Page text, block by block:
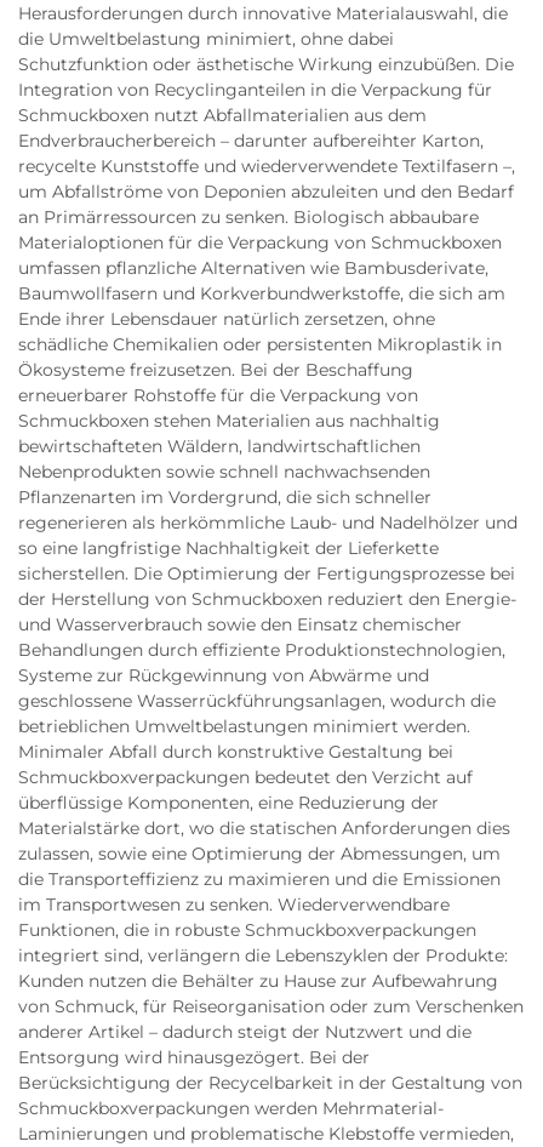
Herausforderungen durch innovative Materialauswahl, die
die Umweltbelastung minimiert, ohne dabei
Schutzfunktion oder ästhetische Wirkung einzubüßen. Die
Integration von Recyclinganteilen in die Verpackung für
Schmuckboxen nutzt Abfallmaterialien aus dem
Endverbraucherbereich – darunter aufbereihter Karton,
recycelte Kunststoffe und wiederverwendete Textilfasern –,
um Abfallströme von Deponien abzuleiten und den Bedarf
an Primärressourcen zu senken. Biologisch abbaubare
Materialoptionen für die Verpackung von Schmuckboxen
umfassen pflanzliche Alternativen wie Bambusderivate,
Baumwollfasern und Korkverbundwerkstoffe, die sich am
Ende ihrer Lebensdauer natürlich zersetzen, ohne
schädliche Chemikalien oder persistenten Mikroplastik in
Ökosysteme freizusetzen. Bei der Beschaffung
erneuerbarer Rohstoffe für die Verpackung von
Schmuckboxen stehen Materialien aus nachhaltig
bewirtschafteten Wäldern, landwirtschaftlichen
Nebenprodukten sowie schnell nachwachsenden
Pflanzenarten im Vordergrund, die sich schneller
regenerieren als herkömmliche Laub- und Nadelhölzer und
so eine langfristige Nachhaltigkeit der Lieferkette
sicherstellen. Die Optimierung der Fertigungsprozesse bei
der Herstellung von Schmuckboxen reduziert den Energie-
und Wasserverbrauch sowie den Einsatz chemischer
Behandlungen durch effiziente Produktionstechnologien,
Systeme zur Rückgewinnung von Abwärme und
geschlossene Wasserrückführungsanlagen, wodurch die
betrieblichen Umweltbelastungen minimiert werden.
Minimaler Abfall durch konstruktive Gestaltung bei
Schmuckboxverpackungen bedeutet den Verzicht auf
überflüssige Komponenten, eine Reduzierung der
Materialstärke dort, wo die statischen Anforderungen dies
zulassen, sowie eine Optimierung der Abmessungen, um
die Transporteffizienz zu maximieren und die Emissionen
im Transportwesen zu senken. Wiederverwendbare
Funktionen, die in robuste Schmuckboxverpackungen
integriert sind, verlängern die Lebenszyklen der Produkte:
Kunden nutzen die Behälter zu Hause zur Aufbewahrung
von Schmuck, für Reiseorganisation oder zum Verschenken
anderer Artikel – dadurch steigt der Nutzwert und die
Entsorgung wird hinausgezögert. Bei der
Berücksichtigung der Recycelbarkeit in der Gestaltung von
Schmuckboxverpackungen werden Mehrmaterial-
Laminierungen und problematische Klebstoffe vermieden,